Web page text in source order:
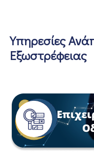
Υπηρεσίες
Εξωστρέφειας